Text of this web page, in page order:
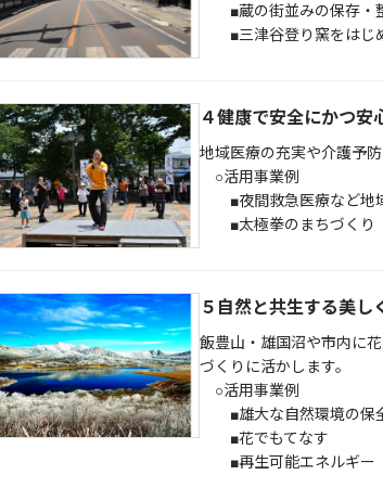
■蔵の街並みの保存・
■三津谷登り窯をはじ
４健康で安全にかつ安
地域医療の充実や介護予
○活用事業例
■夜間救急医療など地
■太極拳のまちづく
５自然と共生する美し
飯豊山・雄国沼や市内に
づくりに活かします。
○活用事業例
■雄大な自然環境の保
■花でもてなす
■再生可能エネルギー